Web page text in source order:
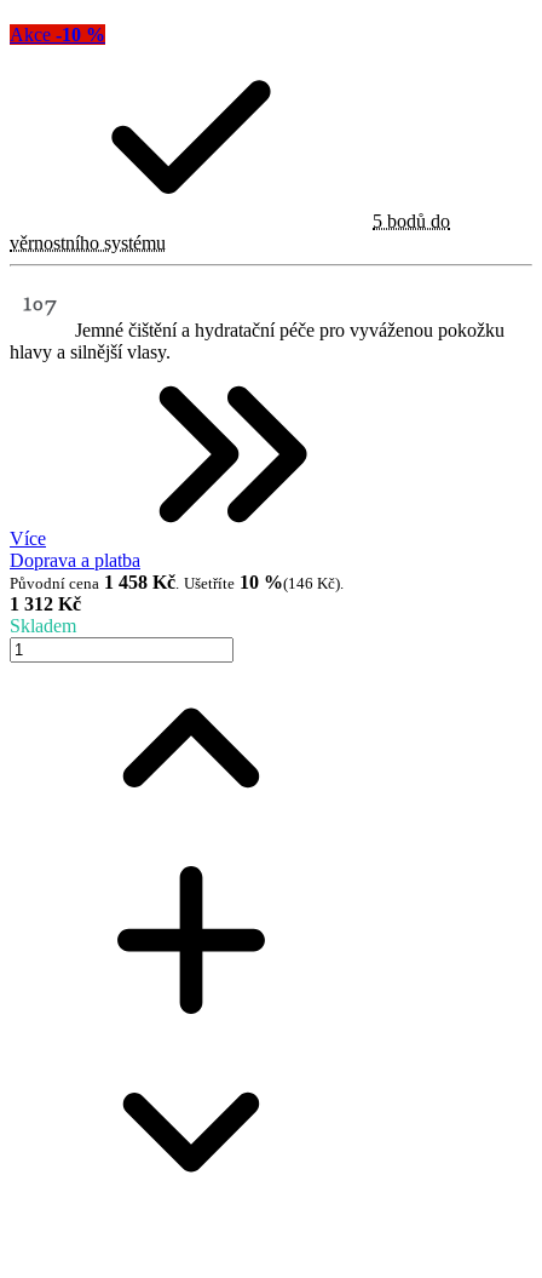
Akce -10 %
5 bodů do
věrnostního systému
Jemné čištění a hydratační péče pro vyváženou pokožku
hlavy a silnější vlasy.
Více
Doprava a platba
Původní cena 1 458 Kč Ušetříte 10 %(146 Kč)
1 312 Kč
Skladem